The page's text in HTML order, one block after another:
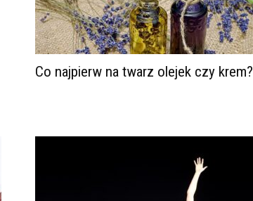
Co najpierw na twarz olejek czy krem?